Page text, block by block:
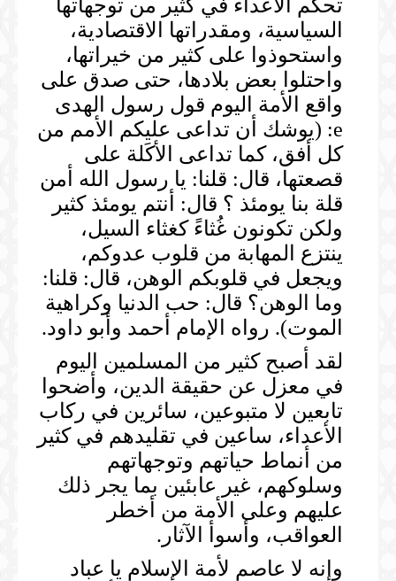
تحكم الأعداء في كثير من توجهاتها
السياسية، ومقدراتها الاقتصادية،
واستحوذوا على كثير من خيراتها،
واحتلوا بعض بلادها، حتى صدق على
واقع الأمة اليوم قول رسول الهدى
e: (يوشك أن تداعى عليكم الأمم من
كل أفق، كما تداعى الأكَلة على
قصعتها، قال: قلنا: يا رسول الله أمن
قلة بنا يومئذ ؟ قال: أنتم يومئذ كثير
ولكن تكونون غُثاءً كغثاء السيل،
ينتزع المهابة من قلوب عدوكم،
ويجعل في قلوبكم الوهن، قال: قلنا:
وما الوهن؟ قال: حب الدنيا وكراهية
الموت). رواه الإمام أحمد وأبو داود.
لقد أصبح كثير من المسلمين اليوم
في معزل عن حقيقة الدين، وأضحوا
تابعين لا متبوعين، سائرين في ركاب
الأعداء، ساعين في تقليدهم في كثير
من أنماط حياتهم وتوجهاتهم
وسلوكهم، غير عابئين بما يجر ذلك
عليهم وعلى الأمة من أخطر
العواقب، وأسوأ الآثار.
وإنه لا عاصم لأمة الإسلام يا عباد